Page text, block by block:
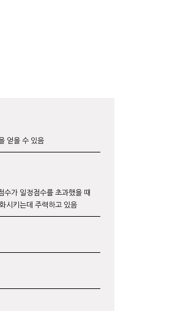
얻을 수 있음
수가 일정점수를 초과했을 때
시키는데 주력하고 있음